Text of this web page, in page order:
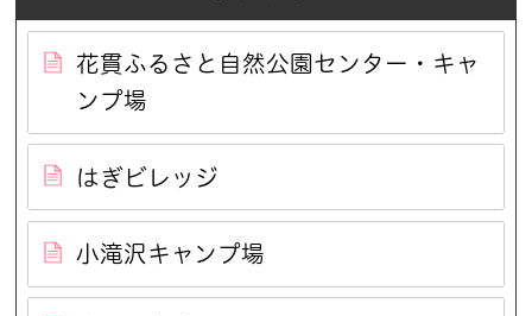
花貫ふるさと自然公園センター・キャ
ンプ場
はぎビレッジ
小滝沢キャンプ場